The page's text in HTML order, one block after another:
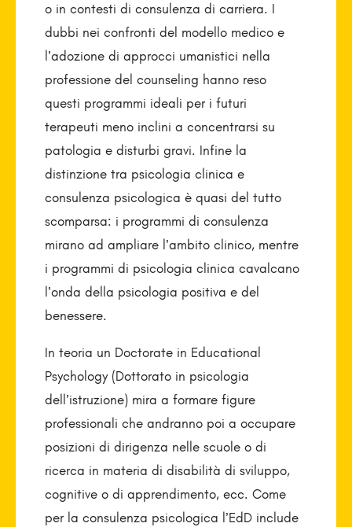
o in contesti di consulenza di carriera. I
dubbi nei confronti del modello medico e
l’adozione di approcci umanistici nella
professione del counseling hanno reso
questi programmi ideali per i futuri
terapeuti meno inclini a concentrarsi su
patologia e disturbi gravi. Infine la
distinzione tra psicologia clinica e
consulenza psicologica è quasi del tutto
scomparsa: i programmi di consulenza
mirano ad ampliare l’ambito clinico, mentre
i programmi di psicologia clinica cavalcano
l’onda della psicologia positiva e del
benessere.
In teoria un Doctorate in Educational
Psychology (Dottorato in psicologia
dell’istruzione) mira a formare figure
professionali che andranno poi a occupare
posizioni di dirigenza nelle scuole o di
ricerca in materia di disabilità di sviluppo,
cognitive o di apprendimento, ecc. Come
per la consulenza psicologica l’EdD include